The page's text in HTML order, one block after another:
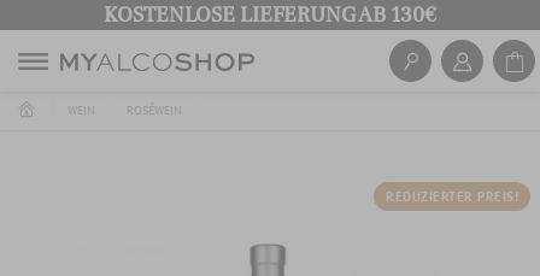
KOSTENLOSE LIEFERUNG AB 130€
WEIN ROSÉWEIN
REDUZIERTER PREIS!